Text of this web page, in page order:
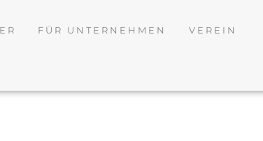
FÜR UNTERNEHMEN VEREIN